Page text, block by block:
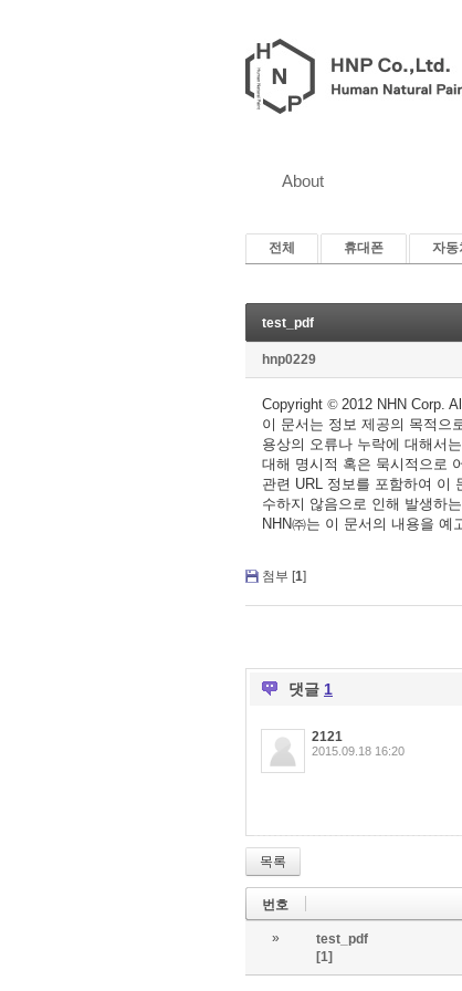
About
전체 휴대폰 자동
test_pdf
hnp0229
Copyright © 2012 NHN Corp.
이 문서는 정보 제공의 목적으
용상의 오류나 누락에 대해서
대해 명시적 혹은 묵시적으로
관련 URL 정보를 포함하여 이
수하지 않음으로 인해 발생하
NHN㈜는 이 문서의 내용을 예
첨부 [1]
댓글 1
2121
2015.09.18 16:20
목록
번호
»
test_pdf
[1]